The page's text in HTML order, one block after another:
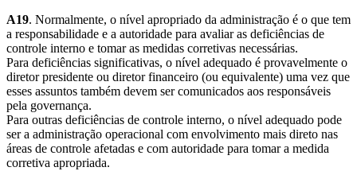
A19. Normalmente, o nível apropriado da administração é o que tem
a responsabilidade e a autoridade para avaliar as deficiências de
controle interno e tomar as medidas corretivas necessárias.
Para deficiências significativas, o nível adequado é provavelmente o
diretor presidente ou diretor financeiro (ou equivalente) uma vez que
esses assuntos também devem ser comunicados aos responsáveis
pela governança.
Para outras deficiências de controle interno, o nível adequado pode
ser a administração operacional com envolvimento mais direto nas
áreas de controle afetadas e com autoridade para tomar a medida
corretiva apropriada.